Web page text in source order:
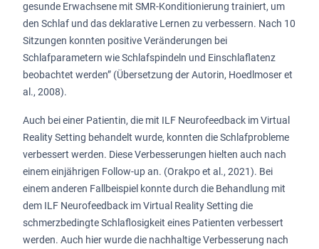
gesunde Erwachsene mit SMR-Konditionierung trainiert, um
den Schlaf und das deklarative Lernen zu verbessern. Nach 10
Sitzungen konnten positive Veränderungen bei
Schlafparametern wie Schlafspindeln und Einschlaflatenz
beobachtet werden” (Übersetzung der Autorin, Hoedlmoser et
al., 2008).
Auch bei einer Patientin, die mit ILF Neurofeedback im Virtual
Reality Setting behandelt wurde, konnten die Schlafprobleme
verbessert werden. Diese Verbesserungen hielten auch nach
einem einjährigen Follow-up an. (Orakpo et al., 2021). Bei
einem anderen Fallbeispiel konnte durch die Behandlung mit
dem ILF Neurofeedback im Virtual Reality Setting die
schmerzbedingte Schlaflosigkeit eines Patienten verbessert
werden. Auch hier wurde die nachhaltige Verbesserung nach